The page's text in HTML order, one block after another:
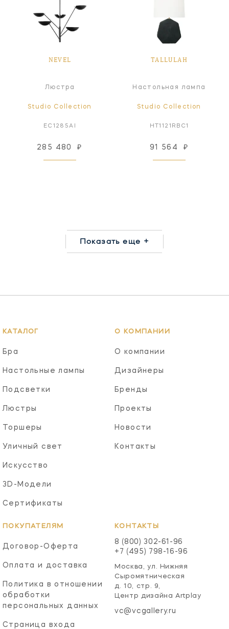
NEVEL
Люстра
Studio Collection
EC1285AI
285 480 ₽
TALLULAH
Настольная лампа
Studio Collection
HT1121RBC1
91 564 ₽
Показать еще +
КАТАЛОГ
Бра
Настольные лампы
Подсветки
Люстры
Торшеры
Уличный свет
Искусство
3D-Модели
Сертификаты
О КОМПАНИИ
О компании
Дизайнеры
Бренды
Проекты
Новости
Контакты
ПОКУПАТЕЛЯМ
Договор-Оферта
Оплата и доставка
Политика в отношении
обработки
персональных данных
Страница входа
КОНТАКТЫ
8 (800) 302-61-96
+7 (495) 798-16-96
Москва, ул. Нижняя
Сыромятническая
д. 10, стр. 9,
Центр дизайна Artplay
vc@vcgallery.ru